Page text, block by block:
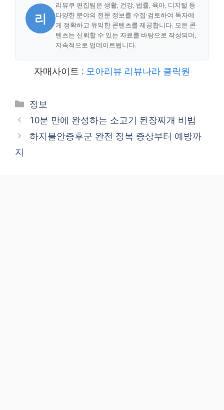
리
리뷰쿠 편집팀은 생활, 건강, 법률, 육아, 디지털 등
다양한 분야의 전문 정보를 수집·검토하여 독자에
게 정확하고 유익한 콘텐츠를 제공합니다. 모든 콘
텐츠는 신뢰할 수 있는 자료를 바탕으로 작성되며,
지속적으로 업데이트됩니다.
자매사이트 : 모아리뷰 리뷰나라 클릭원
Categories
정보
10분 만에 완성하는 소고기 된장찌개 비법
하지불안증후군 완전 정복 증상부터 예방까
지